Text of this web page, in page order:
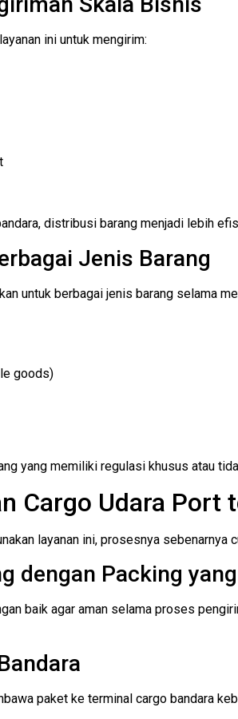
ini untuk mengirim:
distribusi barang menjadi lebih
Jenis Barang
untuk berbagai jenis barang selama
goods)
yang memiliki regulasi khusus atau
Cargo Udara Port
layanan ini, prosesnya
dengan Packing
baik agar aman selama proses
paket ke terminal cargo bandara